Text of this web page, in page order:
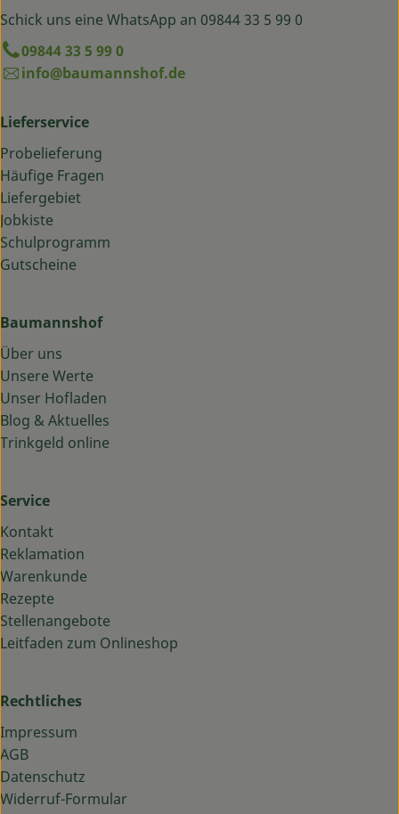
Schick uns eine WhatsApp an 09844 33 5 99 0
09844 33 5 99 0
info@baumannshof.de
Lieferservice
Probelieferung
Häufige Fragen
Liefergebiet
Jobkiste
Schulprogramm
Gutscheine
Baumannshof
Über uns
Unsere Werte
Unser Hofladen
Blog & Aktuelles
Trinkgeld online
Service
Kontakt
Reklamation
Warenkunde
Rezepte
Stellenangebote
Leitfaden zum Onlineshop
Rechtliches
Impressum
AGB
Datenschutz
Widerruf-Formular